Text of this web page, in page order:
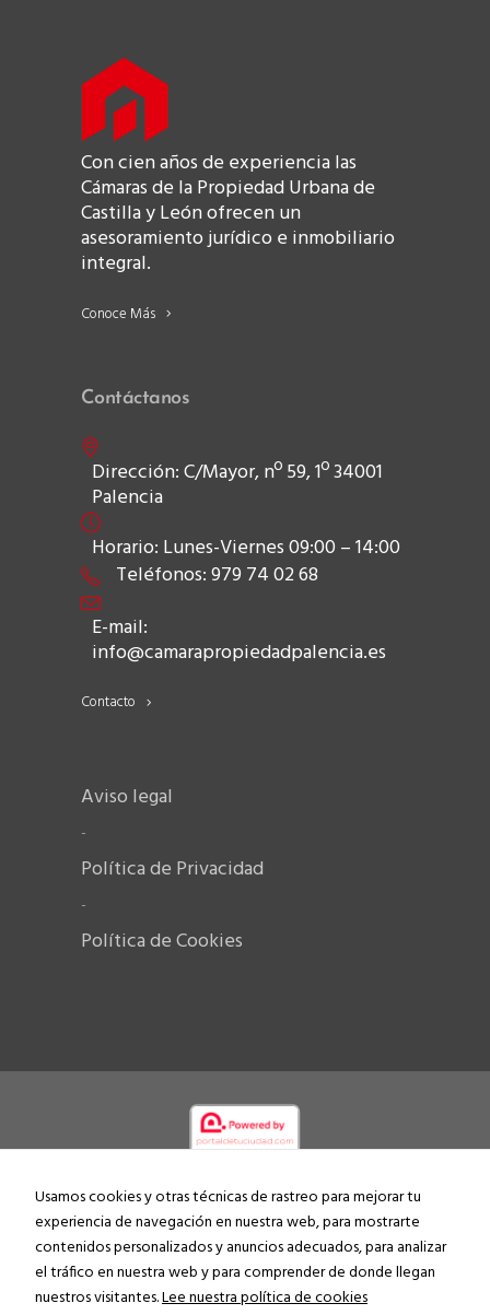
Con cien años de experiencia las
Cámaras de la Propiedad Urbana de
Castilla y León ofrecen un
asesoramiento jurídico e inmobiliario
integral.
Conoce Más
Contáctanos
Dirección: C/Mayor, nº 59, 1º 34001
Palencia
Horario: Lunes-Viernes 09:00 – 14:00
Teléfonos: 979 74 02 68
E-mail:
info@camarapropiedadpalencia.es
Contacto
Aviso legal
-
Política de Privacidad
-
Política de Cookies
Usamos cookies y otras técnicas de rastreo para mejorar tu
experiencia de navegación en nuestra web, para mostrarte
contenidos personalizados y anuncios adecuados, para analizar
el tráfico en nuestra web y para comprender de donde llegan
nuestros visitantes.Lee nuestra política de cookies